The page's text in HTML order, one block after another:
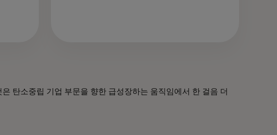
탄소중립 기업 부문을 향한 급성장하는 움직임에서 한 걸음 더